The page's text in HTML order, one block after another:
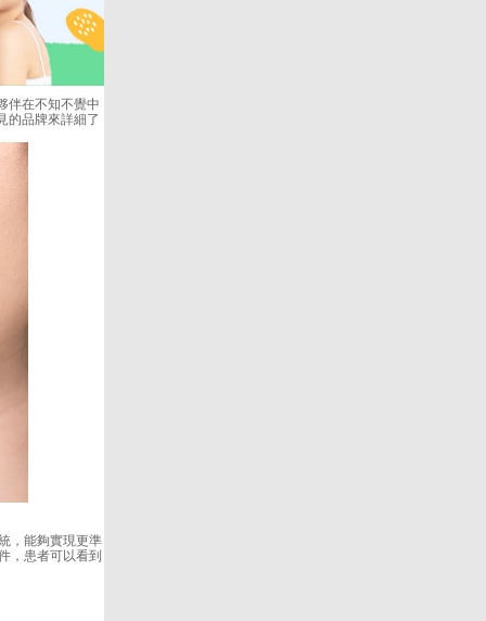
在不知不覺中
的品牌來詳細了
，能夠實現更準
，患者可以看到